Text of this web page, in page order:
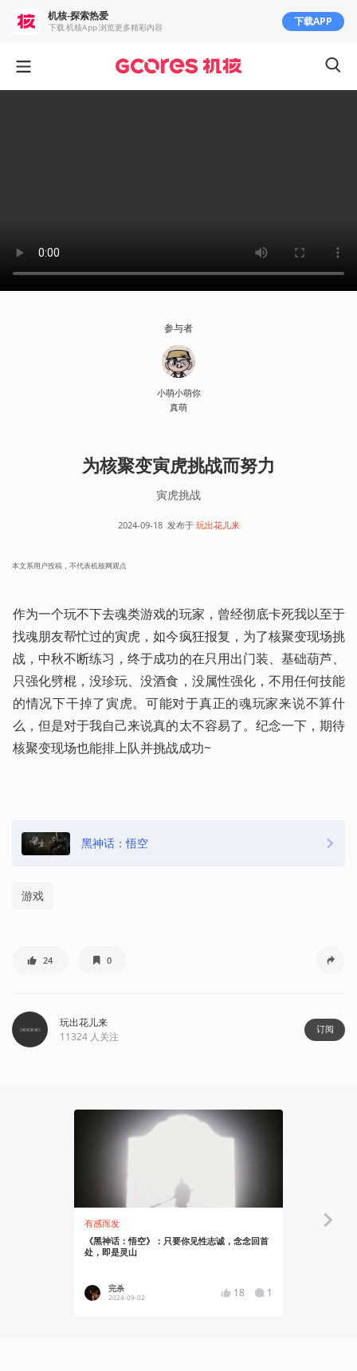
参与者
小萌小萌你
真萌
为核聚变寅虎挑战而努力
寅虎挑战
2024-09-18 发布于 玩出花儿来
本文系用户投稿，不代表机核网观点
作为一个玩不下去魂类游戏的玩家，曾经彻底卡死我以至于
找魂朋友帮忙过的寅虎，如今疯狂报复，为了核聚变现场挑
战，中秋不断练习，终于成功的在只用出门装、基础葫芦、
只强化劈棍，没珍玩、没酒食，没属性强化，不用任何技能
的情况下干掉了寅虎。可能对于真正的魂玩家来说不算什
么，但是对于我自己来说真的太不容易了。纪念一下，期待
核聚变现场也能排上队并挑战成功~
黑神话：悟空
游戏
24 0
玩出花儿来
11324 人关注
订阅
有感而发
《黑神话：悟空》：只要你见性志诚，念念回首
处，即是灵山
完杀
2024-09-02 18 1
玩出花儿来
机核-探索热爱
下载 机核App 浏览更多精彩内容 下载APP